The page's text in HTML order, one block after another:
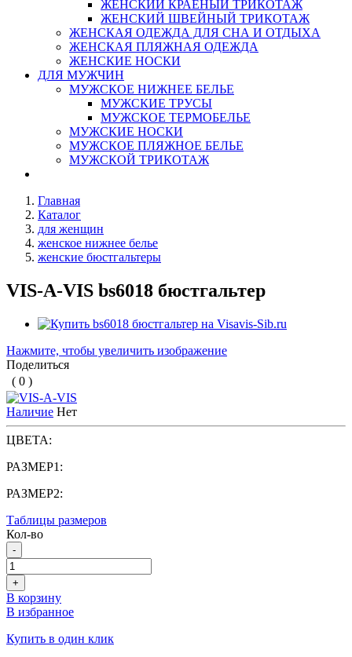
ЖЕНСКИЙ КРАЕНЫЙ ТРИКОТАЖ
ЖЕНСКИЙ ШВЕЙНЫЙ ТРИКОТАЖ
ЖЕНСКАЯ ОДЕЖДА ДЛЯ СНА И ОТДЫХА
ЖЕНСКАЯ ПЛЯЖНАЯ ОДЕЖДА
ЖЕНСКИЕ НОСКИ
ДЛЯ МУЖЧИН
МУЖСКОЕ НИЖНЕЕ БЕЛЬЕ
МУЖСКИЕ ТРУСЫ
МУЖСКОЕ ТЕРМОБЕЛЬЕ
МУЖСКИЕ НОСКИ
МУЖСКОЕ ПЛЯЖНОЕ БЕЛЬЕ
МУЖСКОЙ ТРИКОТАЖ
Главная
Каталог
для женщин
женское нижнее белье
женские бюстгальтеры
VIS-A-VIS bs6018 бюстгальтер
Нажмите, чтобы увеличить изображение
Поделиться
( 0 )
Наличие Нет
ЦВЕТА:
РАЗМЕР1:
РАЗМЕР2:
Таблицы размеров
Кол-во
-
+
В корзину
В избранное
Купить в один клик